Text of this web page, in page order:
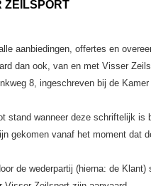
ZEILSPORT
aanbiedingen, offertes en
dan ook, van en met Visser
8, ingeschreven bij de
stand wanneer deze schriftelijk is
gekomen vanaf het moment dat
de wederpartij (hierna: de